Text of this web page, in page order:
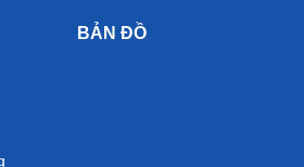
BẢN ĐỒ